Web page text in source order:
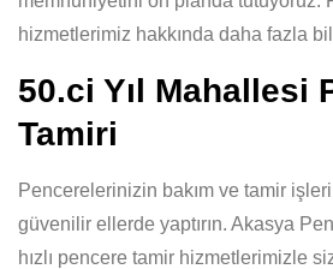
hizmetlerimiz hakkında daha fazla
50.ci Yıl Mahallesi
Tamiri
Pencerelerinizin bakım ve tamir
güvenilir ellerde yaptırın. Akasya
hızlı pencere tamir hizmetlerimizle